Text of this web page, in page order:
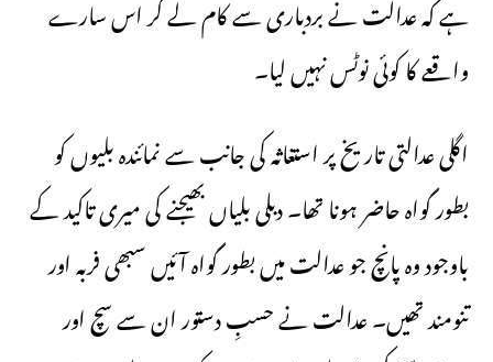
ہے کہ عدالت نے بردباری سے کام لے کر اس سارے
واقعے کا کوئی نوٹس نہیں لیا۔
اگلی عدالتی تاریخ پر استغاثہ کی جانب سے نمائندہ بلیوں کو
بطور گواہ حاضر ہونا تھا۔ دبلی بلیاں بھیجنے کی میری تاکید کے
باوجود وہ پانچ جو عدالت میں بطور گواہ آئیں سبھی فربہ اور
تنومند تھیں۔ عدالت نے حسبِ دستور ان سے سچ اور